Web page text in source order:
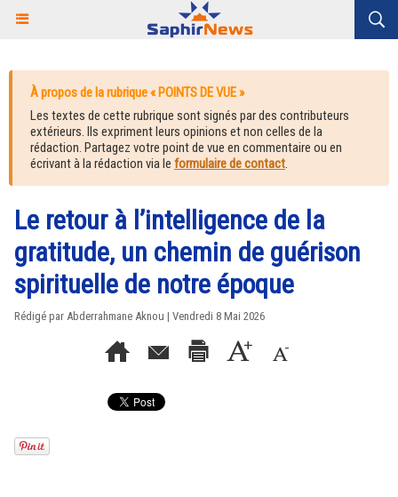
À propos de la rubrique « POINTS DE VUE »
Les textes de cette rubrique sont signés par des contributeurs
extérieurs. Ils expriment leurs opinions et non celles de la
rédaction. Partagez votre point de vue en commentaire ou en
écrivant à la rédaction via le formulaire de contact.
Le retour à l’intelligence de la
gratitude, un chemin de guérison
spirituelle de notre époque
Rédigé par Abderrahmane Aknou | Vendredi 8 Mai 2026